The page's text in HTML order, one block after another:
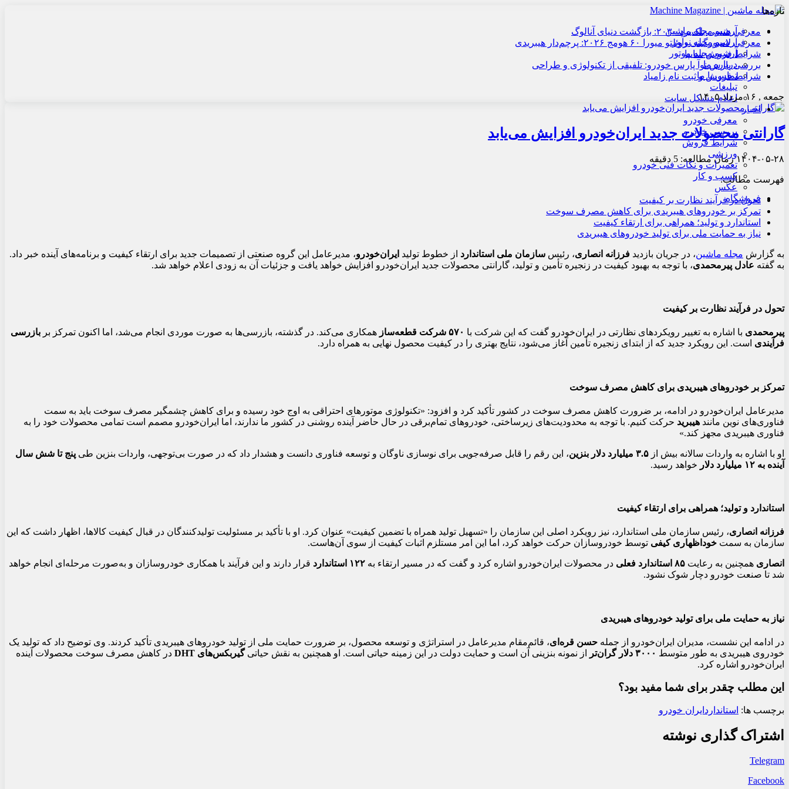
آرشیو مجله ماشین
آرشیو مجله نوآور
آرشیو مجله موتور
درباره ما
تماس با ما
تبلیغات
اعلام مشکل سایت
اخبار
معرفی خودرو
بررسی خودرو
شرایط فروش
ورزشی
تعمیرات و نکات فنی خودرو
کسب و کار
عکس
فروشگاه
تازه‌ها
معرفی هنسی بلک‌برد ۲۰۳۰: بازگشت دنیای آنالوگ
معرفی لامبورگینی روئلتو میورا ۶۰ هومج ۲۰۲۶: پرچم‌دار هیبریدی
شرایط فروش سایپا
بررسی پارس نوآ پارس خودرو: تلفیقی از تکنولوژی و طراحی
شرایط فروش و ثبت نام زامیاد
جمعه , ۱۶ مرداد ۱۴۰۵
گارانتی محصولات جدید ایران‌خودرو افزایش می‌یابد
۱۴۰۴-۰۵-۲۸زمان مطالعه: 5 دقیقه
فهرست مطالب:
تحول در فرآیند نظارت بر کیفیت
تمرکز بر خودروهای هیبریدی برای کاهش مصرف سوخت
استاندارد و تولید؛ همراهی برای ارتقاء کیفیت
نیاز به حمایت ملی برای تولید خودروهای هیبریدی
به گزارش مجله ماشین، در جریان بازدید فرزانه انصاری، رئیس سازمان ملی استاندارد از خطوط تولید ایران‌خودرو، مدیرعامل این گروه صنعتی از تصمیمات جدید برای ارتقاء کیفیت و برنامه‌های آینده خبر داد.
به گفته عادل پیرمحمدی، با توجه به بهبود کیفیت در زنجیره تأمین و تولید، گارانتی محصولات جدید ایران‌خودرو افزایش خواهد یافت و جزئیات آن به زودی اعلام خواهد شد.
تحول در فرآیند نظارت بر کیفیت
پیرمحمدی با اشاره به تغییر رویکردهای نظارتی در ایران‌خودرو گفت که این شرکت با ۵۷۰ شرکت قطعه‌ساز همکاری می‌کند. در گذشته، بازرسی‌ها به صورت موردی انجام می‌شد، اما اکنون تمرکز بر بازرسی
فرآیندی است. این رویکرد جدید که از ابتدای زنجیره تأمین آغاز می‌شود، نتایج بهتری را در کیفیت محصول نهایی به همراه دارد.
تمرکز بر خودروهای هیبریدی برای کاهش مصرف سوخت
مدیرعامل ایران‌خودرو در ادامه، بر ضرورت کاهش مصرف سوخت در کشور تأکید کرد و افزود: «تکنولوژی موتورهای احتراقی به اوج خود رسیده و برای کاهش چشمگیر مصرف سوخت باید به سمت
فناوری‌های نوین مانند هیبرید حرکت کنیم. با توجه به محدودیت‌های زیرساختی، خودروهای تمام‌برقی در حال حاضر آینده روشنی در کشور ما ندارند، اما ایران‌خودرو مصمم است تمامی محصولات خود را به
فناوری هیبریدی مجهز کند.»
او با اشاره به واردات سالانه بیش از ۳.۵ میلیارد دلار بنزین ، این رقم را قابل صرفه‌جویی برای نوسازی ناوگان و توسعه فناوری دانست و هشدار داد که در صورت بی‌توجهی، واردات بنزین طی پنج تا شش سال
آینده به ۱۲ میلیارد دلار
خواهد رسید.
استاندارد و تولید؛ همراهی برای ارتقاء کیفیت
فرزانه انصاری، رئیس سازمان ملی استاندارد، نیز رویکرد اصلی این سازمان را «تسهیل تولید همراه با تضمین کیفیت» عنوان کرد. او با تأکید بر مسئولیت تولیدکنندگان در قبال کیفیت کالاها، اظهار داشت که این
سازمان به سمت خوداظهاری کیفی توسط خودروسازان حرکت خواهد کرد، اما این امر مستلزم اثبات کیفیت از سوی آن‌هاست.
انصاری همچنین به رعایت ۸۵ استاندارد فعلی در محصولات ایران‌خودرو اشاره کرد و گفت که در مسیر ارتقاء به ۱۲۲ استاندارد
قرار دارند و این فرآیند با همکاری خودروسازان و به‌صورت مرحله‌ای انجام خواهد
شد تا صنعت خودرو دچار شوک نشود.
نیاز به حمایت ملی برای تولید خودروهای هیبریدی
در ادامه این نشست، مدیران ایران‌خودرو از جمله حسن قره‌ای، قائم‌مقام مدیرعامل در استراتژی و توسعه محصول، بر ضرورت حمایت ملی از تولید خودروهای هیبریدی تأکید کردند. وی توضیح داد که تولید یک
خودروی هیبریدی به طور متوسط ۳۰۰۰ دلار گران‌تر از نمونه بنزینی آن است و حمایت دولت در این زمینه حیاتی است. او همچنین به نقش حیاتیگیربکس‌های DHT
در کاهش مصرف سوخت محصولات آینده
ایران‌خودرو اشاره کرد.
این مطلب چقدر برای شما مفید بود؟
برچسب ها: استاندارد ایران خودرو
اشتراک گذاری نوشته
Telegram
Facebook